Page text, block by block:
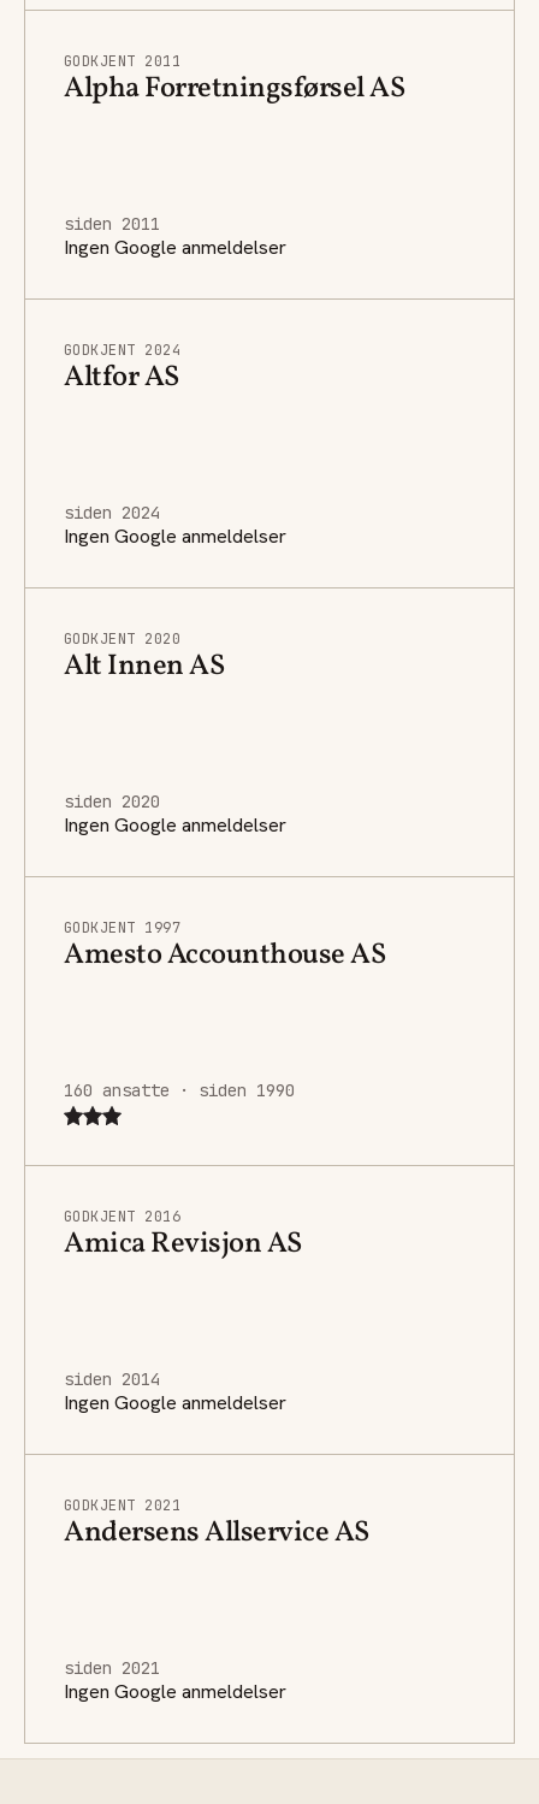
GODKJENT 2011
Alpha Forretningsførsel AS
siden 2011
Ingen Google anmeldelser
GODKJENT 2024
Altfor AS
siden 2024
Ingen Google anmeldelser
GODKJENT 2020
Alt Innen AS
siden 2020
Ingen Google anmeldelser
GODKJENT 1997
Amesto Accounthouse AS
160 ansatte · siden 1990
GODKJENT 2016
Amica Revisjon AS
siden 2014
Ingen Google anmeldelser
GODKJENT 2021
Andersens Allservice AS
siden 2021
Ingen Google anmeldelser